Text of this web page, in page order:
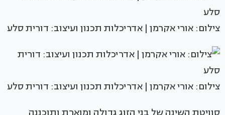
צילום: אורי אקרמן | אדריכלות תכנון ועיצוב: דורית סלע
צילום: אורי אקרמן | אדריכלות תכנון ועיצוב: דורית סלע